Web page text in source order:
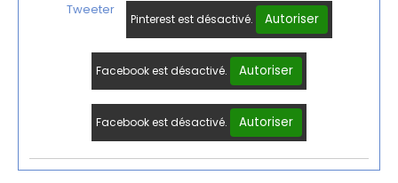
Tweeter
Pinterest est désactivé. Autoriser
Facebook est désactivé. Autoriser
Facebook est désactivé. Autoriser